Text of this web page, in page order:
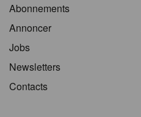
Abonnements
Annoncer
Jobs
Newsletters
Contacts